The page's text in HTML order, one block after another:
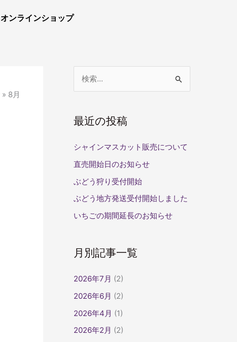
オンラインショップ
8月
象
最近の投稿
シャインマスカット販売について
直売開始日のお知らせ
ぶどう狩り受付開始
ぶどう地方発送受付開始しました
いちごの期間延長のお知らせ
月別記事一覧
2026年7月 (2)
2026年6月 (2)
2026年4月 (1)
2026年2月 (2)